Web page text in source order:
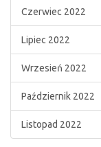
Czerwiec 2022
Lipiec 2022
Wrzesień 2022
Październik 2022
Listopad 2022